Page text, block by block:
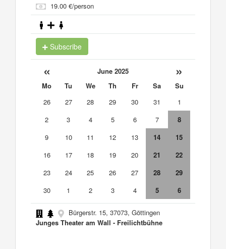
19.00 €/person
Subscribe
« June 2025 »
Mo Tu We Th Fr Sa
Su
26
27 28 29 30 31
1
2
3 4 5 6 7
8
9
10 11 12 13 14
15
16
17 18 19 20 21
22
23
24 25 26 27 28
29
30
1 2 3 4 5 6
Bürgerstr. 15, 37073, Göttingen
Junges Theater am Wall - Freilichtbühne